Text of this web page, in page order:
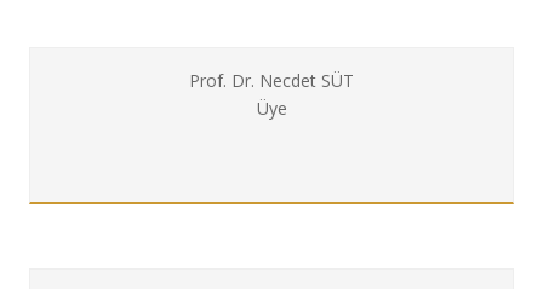
Prof. Dr. Necdet SÜT
Üye